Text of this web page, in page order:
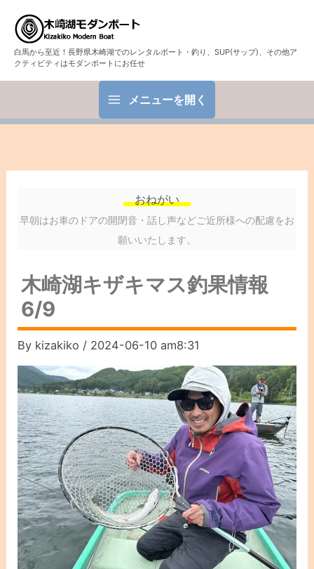
白馬から至近！長野県木崎湖でのレンタルボート・釣り、SUP(サップ)、その他ア
クティビティはモダンボートにお任せ
メニューを開く
おねがい
早朝はお車のドアの開閉音・話し声などご近所様への配慮をお
願いいたします。
木崎湖キザキマス釣果情報
6/9
By kizakiko / 2024-06-10 am8:31